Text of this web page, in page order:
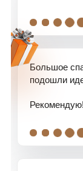
. . . . .
Большое
подошли
Рекомендую!
. . . . .